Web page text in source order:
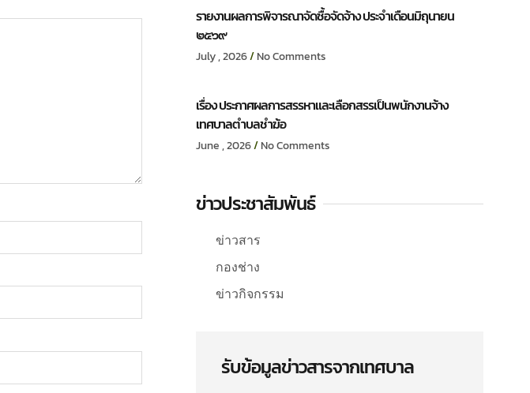
รายงานผลการพิจารณาจัดซื้อจัดจ้าง ประจำเดือนมิถุนายน
๒๕๖๙
July , 2026 No Comments
เรื่อง ประกาศผลการสรรหาและเลือกสรรเป็นพนักงานจ้าง
เทศบาลตำบลชำฆ้อ
June , 2026 No Comments
ข่าวประชาสัมพันธ์
ข่าวสาร
กองช่าง
ข่าวกิจกรรม
รับข้อมูลข่าวสารจากเทศบาล